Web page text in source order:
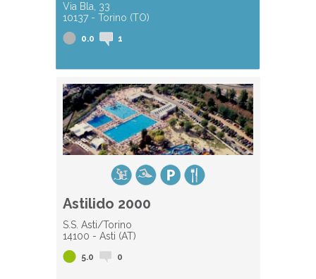
Via Bla, 33
10137 - Torino (TO)
0.0 1
Astilido 2000
S.S. Asti/Torino
14100 - Asti (AT)
5.0 0